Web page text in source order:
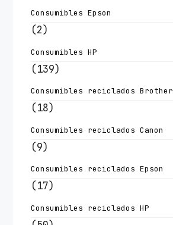
Consumibles Epson
(2)
Consumibles HP
(139)
Consumibles reciclados Brother
(18)
Consumibles reciclados Canon
(9)
Consumibles reciclados Epson
(17)
Consumibles reciclados HP